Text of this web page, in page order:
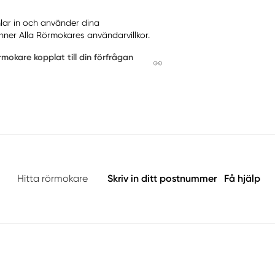
in och använder dina
Alla Rörmokares användarvillkor.
kopplat till din förfrågan
Hitta rörmokare Skriv in ditt postnummer Få hjälp